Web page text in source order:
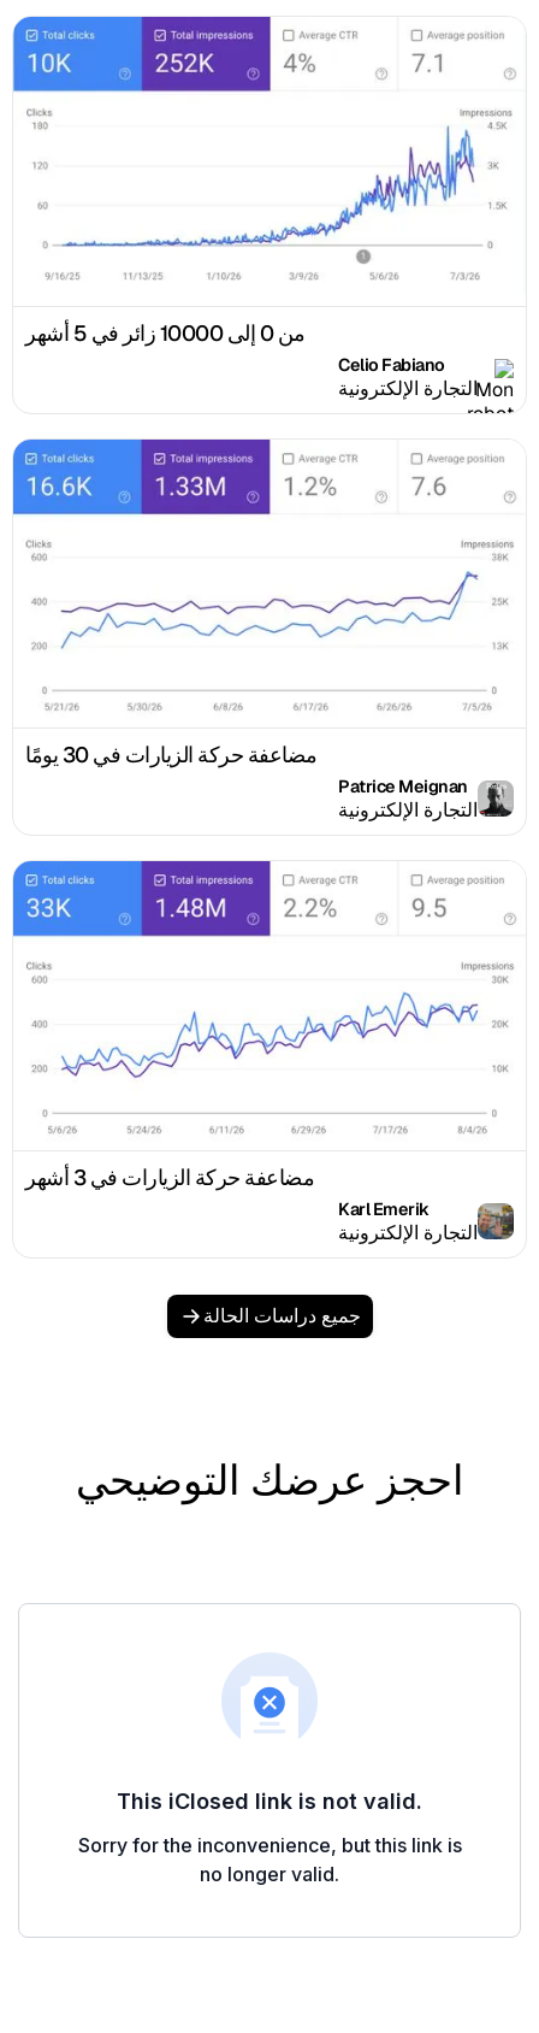
من 0 إلى 10000 زائر في 5 أشهر
Celio Fabiano
التجارة الإلكترونية
مضاعفة حركة الزيارات في 30 يومًا
Patrice Meignan
التجارة الإلكترونية
مضاعفة حركة الزيارات في 3 أشهر
Karl Emerik
التجارة الإلكترونية
جميع دراسات الحالة
احجز عرضك التوضيحي